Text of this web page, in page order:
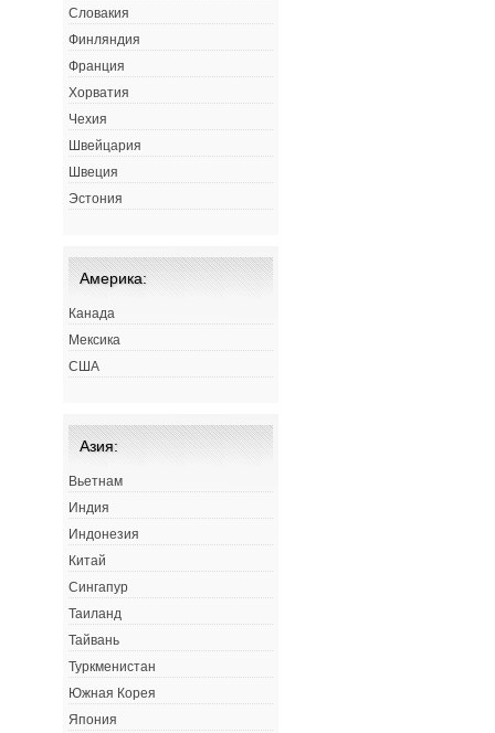
Словакия
Финляндия
Франция
Хорватия
Чехия
Швейцария
Швеция
Эстония
Америка:
Канада
Мексика
США
Азия:
Вьетнам
Индия
Индонезия
Китай
Сингапур
Таиланд
Тайвань
Туркменистан
Южная Корея
Япония